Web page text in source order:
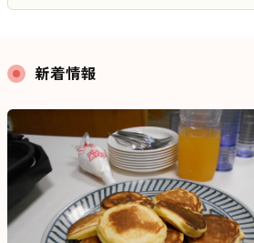
新着情報